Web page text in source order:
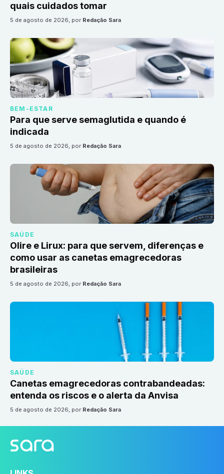
quais cuidados tomar
5 de agosto de 2026, por Redação Sara
BEM-ESTAR
Para que serve semaglutida e quando é
indicada
5 de agosto de 2026, por Redação Sara
SAÚDE
Olire e Lirux: para que servem, diferenças e
como usar as canetas emagrecedoras
brasileiras
5 de agosto de 2026, por Redação Sara
SAÚDE
Canetas emagrecedoras contrabandeadas:
entenda os riscos e o alerta da Anvisa
5 de agosto de 2026, por Redação Sara